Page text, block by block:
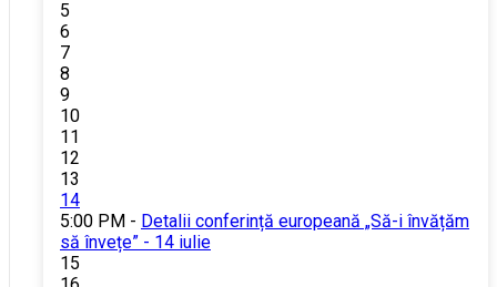
5
6
7
8
9
10
11
12
13
14
5:00 PM - Detalii conferință europeană „Să-i învățăm
să învețe” - 14 iulie
15